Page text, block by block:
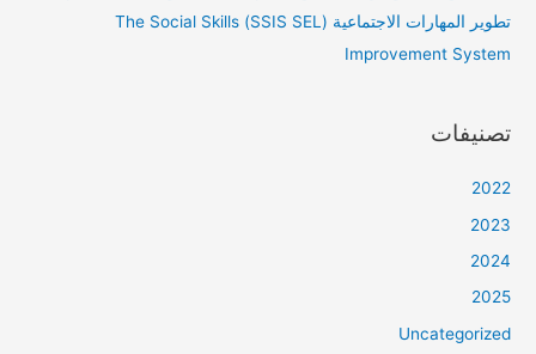
تطوير المهارات الاجتماعية (SSIS SEL) The Social Skills
Improvement System
تصنيفات
2022
2023
2024
2025
Uncategorized